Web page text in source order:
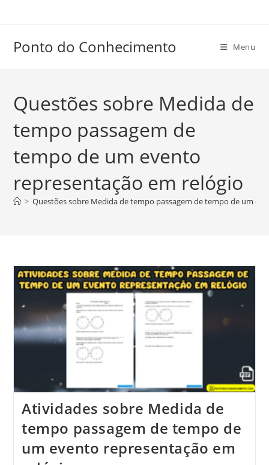
conteúdo
Ponto do Conhecimento Menu
Questões sobre Medida de
tempo passagem de
tempo de um evento
representação em relógio
> Questões sobre Medida de tempo passagem de tempo de um
Atividades sobre Medida de
tempo passagem de tempo de
um evento representação em